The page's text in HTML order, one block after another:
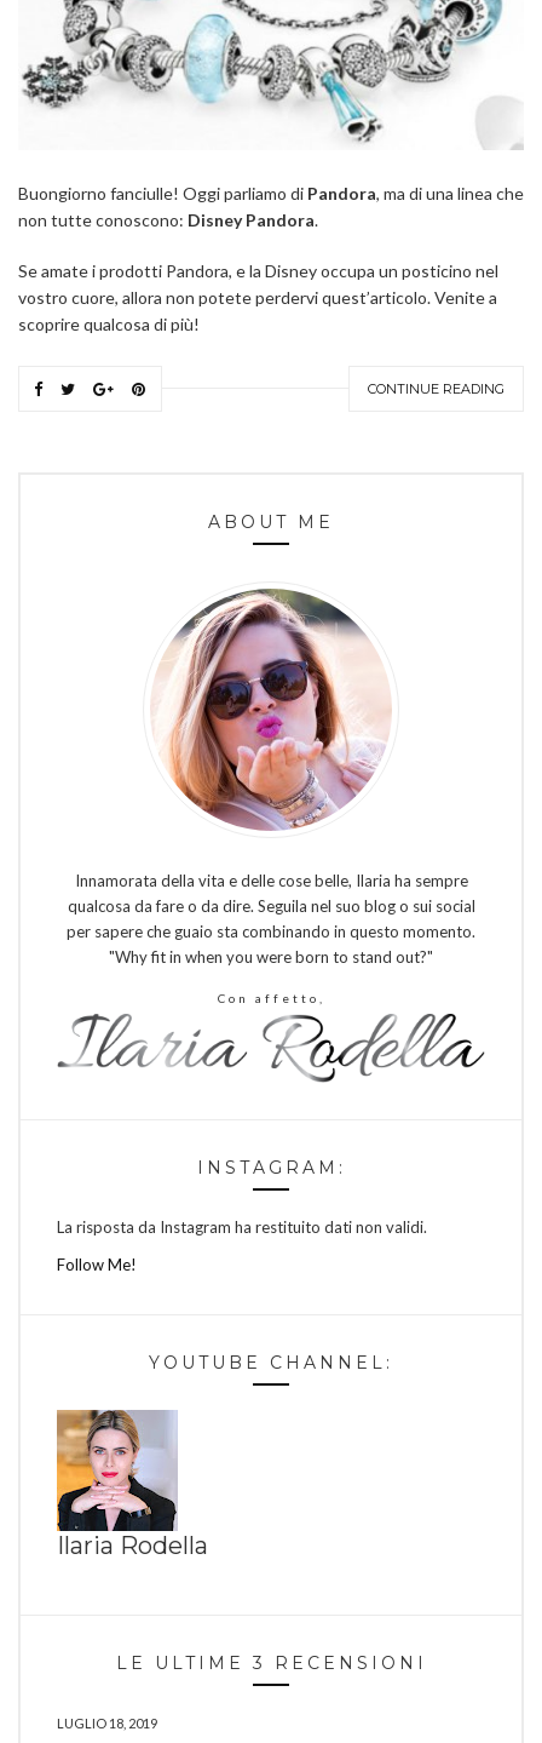
Buongiorno fanciulle! Oggi parliamo di Pandora, ma di una linea che
non tutte conoscono: Disney Pandora.
Se amate i prodotti Pandora, e la Disney occupa un posticino nel
vostro cuore, allora non potete perdervi quest’articolo. Venite a
scoprire qualcosa di più!
CONTINUE READING
ABOUT ME
Innamorata della vita e delle cose belle, Ilaria ha sempre
qualcosa da fare o da dire. Seguila nel suo blog o sui social
per sapere che guaio sta combinando in questo momento.
"Why fit in when you were born to stand out?"
Con affetto,
INSTAGRAM:
La risposta da Instagram ha restituito dati non validi.
Follow Me!
YOUTUBE CHANNEL:
Ilaria Rodella
LE ULTIME 3 RECENSIONI
LUGLIO 18, 2019